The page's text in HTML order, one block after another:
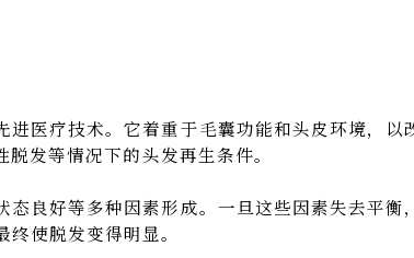
医疗技术。它着重于毛囊功能和头皮环境，以
发等情况下的头发再生条件。
良好等多种因素形成。一旦这些因素失去平衡
使脱发变得明显。